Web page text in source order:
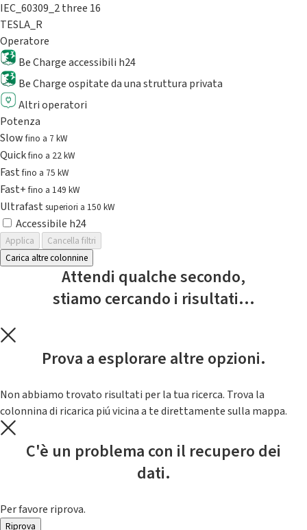
IEC_60309_2 three 16
TESLA_R
Operatore
Be Charge accessibili h24
Be Charge ospitate da una struttura privata
Altri operatori
Potenza
Slowfino a 7 kW
Quickfino a 22 kW
Fastfino a 75 kW
Fast+fino a 149 kW
Ultrafast superiori a 150 kW
Accessibile h24
Applica
Cancella filtri
Carica altre colonnine
Attendi qualche secondo,
stiamo cercando i risultati...
Prova a esplorare altre opzioni.
Non abbiamo trovato risultati per la tua ricerca. Trova la
colonnina di ricarica piú vicina a te direttamente sulla mappa.
C'è un problema con il recupero dei
dati.
Per favore riprova.
Riprova